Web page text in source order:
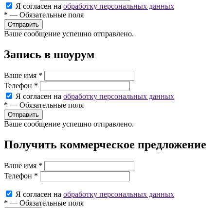
Я согласен на обработку персональных данных
* — Обязательные поля
Ваше сообщение успешно отправлено.
Запись в шоурум
Ваше имя *
Телефон *
Я согласен на обработку персональных данных
* — Обязательные поля
Ваше сообщение успешно отправлено.
Получить коммерческое предложение
Ваше имя *
Телефон *
Я согласен на обработку персональных данных
* — Обязательные поля